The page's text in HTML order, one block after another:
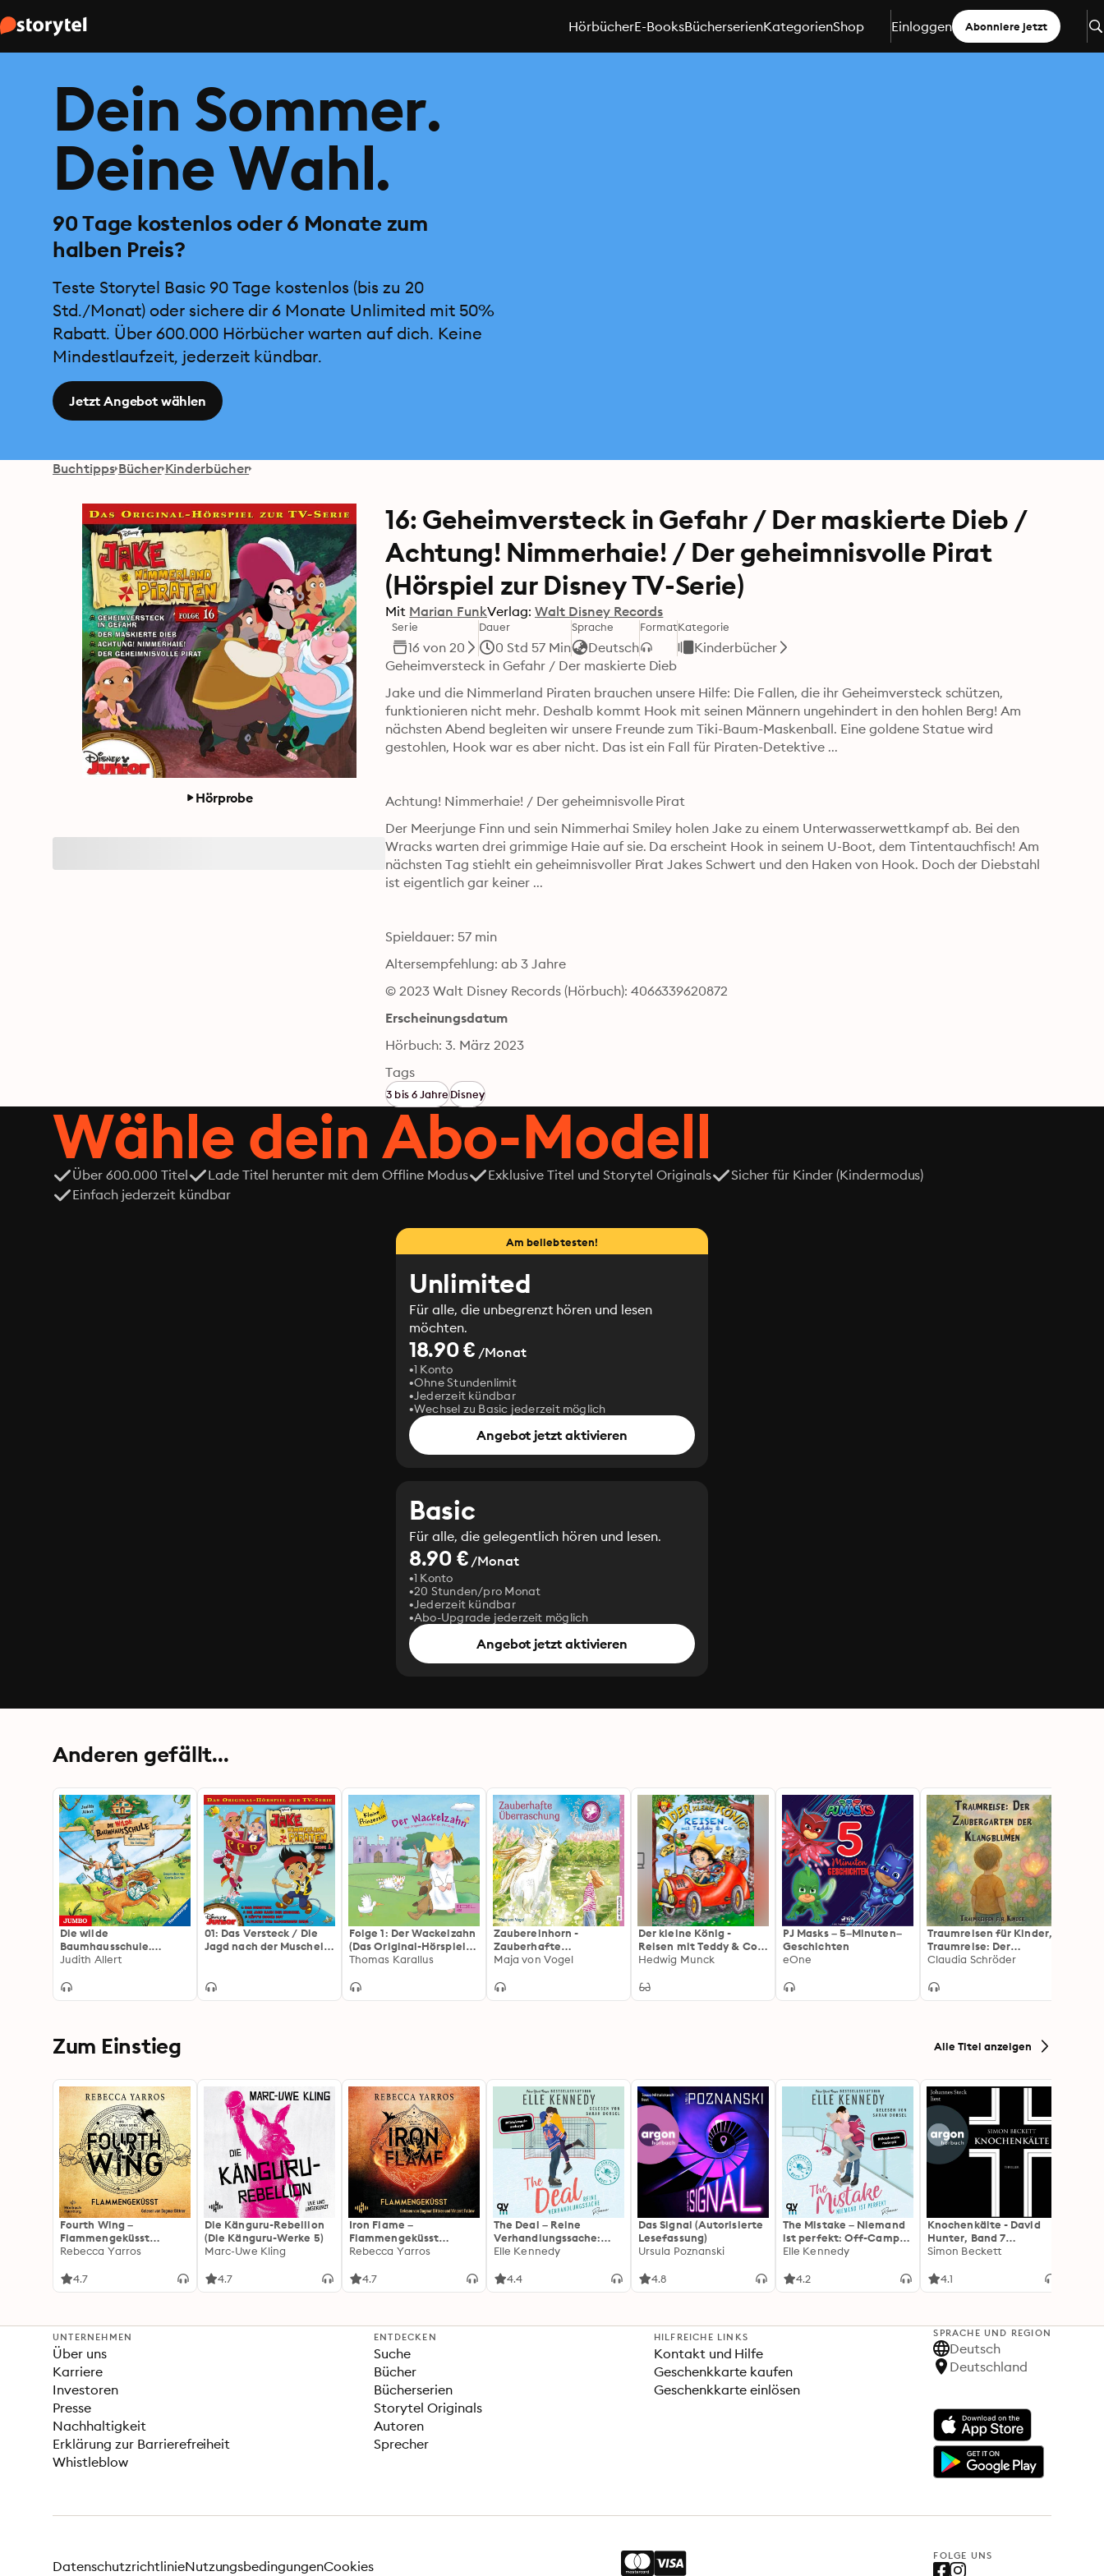
HörbücherE-BooksBücherserienKategorienShop Einloggen Abonniere jetzt
Dein Sommer.
Deine Wahl.
90 Tage kostenlos oder 6 Monate zum
halben Preis?
Teste Storytel Basic 90 Tage kostenlos (bis zu 20
Std./Monat) oder sichere dir 6 Monate Unlimited mit 50%
Rabatt. Über 600.000 Hörbücher warten auf dich. Keine
Mindestlaufzeit, jederzeit kündbar.
Jetzt Angebot wählen
Buchtipps Bücher Kinderbücher
Hörprobe
16: Geheimversteck in Gefahr / Der maskierte Dieb /
Achtung! Nimmerhaie! / Der geheimnisvolle Pirat
(Hörspiel zur Disney TV-Serie)
Mit Marian FunkVerlag: Walt Disney Records
Serie
16 von 20
Dauer
0 Std 57 Min
Sprache
Deutsch
FormatKategorie
Kinderbücher
Jake und die Nimmerland Piraten brauchen unsere Hilfe: Die Fallen, die ihr Geheimversteck schützen,
funktionieren nicht mehr. Deshalb kommt Hook mit seinen Männern ungehindert in den hohlen Berg! Am
nächsten Abend begleiten wir unsere Freunde zum Tiki-Baum-Maskenball. Eine goldene Statue wird
Der Meerjunge Finn und sein Nimmerhai Smiley holen Jake zu einem Unterwasserwettkampf ab. Bei den
Wracks warten drei grimmige Haie auf sie. Da erscheint Hook in seinem U-Boot, dem Tintentauchfisch! Am
nächsten Tag stiehlt ein geheimnisvoller Pirat Jakes Schwert und den Haken von Hook. Doch der Diebstahl
Spieldauer: 57 min
Altersempfehlung: ab 3 Jahre
© 2023 Walt Disney Records (Hörbuch): 4066339620872
Erscheinungsdatum
Hörbuch: 3. März 2023
Tags
3 bis 6 JahreDisney
Wähle dein Abo-Modell
Über 600.000 Titel Lade Titel herunter mit dem Offline Modus Exklusive Titel und Storytel Originals
Sicher für Kinder (Kindermodus)
Einfach jederzeit kündbar
Am beliebtesten!
Unlimited
Für alle, die unbegrenzt hören und lesen
möchten.
18.90 € /Monat
1 Konto
Ohne Stundenlimit
Jederzeit kündbar
Wechsel zu Basic jederzeit möglich
Angebot jetzt aktivieren
Basic
Für alle, die gelegentlich hören und lesen.
8.90 €/Monat
1 Konto
20 Stunden/pro Monat
Jederzeit kündbar
Abo-Upgrade jederzeit möglich
Angebot jetzt aktivieren
Anderen gefällt...
Die wilde
Baumhausschule.
Raubtierzähmen für
Judith Allert
01: Das Versteck / Die
Jagd nach der Muschel /
Berg (Hörspiel zur Disney
Folge 1: Der Wackelzahn
(Das Original-Hörspiel
zur TV-Serie)
Thomas Karallus
Zaubereinhorn -
Zauberhafte
Überraschung
Maja von Vogel
Der kleine König -
Reisen mit Teddy & Co:
Vorlesegeschichten
Hedwig Munck
PJ Masks – 5–Minuten–
Geschichten
eOne
Traumreisen für Kinder,
Traumreise: Der
Zaubergarten der
(Ungekürzt)
Claudia Schröder
Zum Einstieg Alle Titel anzeigen
Fourth Wing –
Flammengeküsst
(Flammengeküsst-Reihe
Rebecca Yarros
4.7
Die Känguru-Rebellion
(Die Känguru-Werke 5)
Marc-Uwe Kling
4.7
Iron Flame –
Flammengeküsst
(Flammengeküsst-Reihe
Fortsetzung des
Rebecca Yarros
4.7
The Deal – Reine
Verhandlungssache:
Off-Campus 1 | Roman |
Prickelnde College-
Elle Kennedy
4.4
Das Signal (Autorisierte
Lesefassung)
Ursula Poznanski
4.8
The Mistake – Niemand
ist perfekt: Off-Campus
2 | Roman
Elle Kennedy
4.2
Knochenkälte - David
Hunter, Band 7
(Ungekürzte Lesung)
Simon Beckett
4.1
UNTERNEHMEN
Über uns
Karriere
Investoren
Presse
Nachhaltigkeit
Erklärung zur Barrierefreiheit
Whistleblow
ENTDECKEN
Suche
Bücher
Bücherserien
Storytel Originals
Autoren
Sprecher
HILFREICHE LINKS
Kontakt und Hilfe
Geschenkkarte kaufen
Geschenkkarte einlösen
SPRACHE UND REGION
Deutsch
Deutschland
FOLGE UNS
DatenschutzrichtlinieNutzungsbedingungenCookies